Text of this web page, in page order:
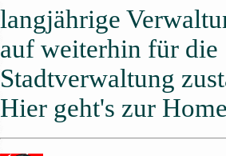
langjährige
auf weiterhin für die
Stadtverwaltung
Hier geht's zur